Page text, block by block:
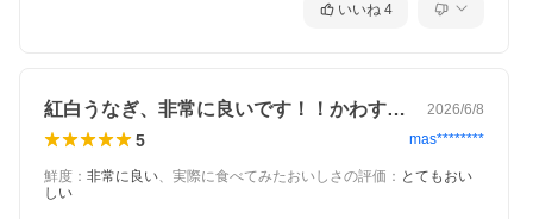
いいね 4
紅白うなぎ、非常に良いです！！かわすい… 2026/6/8
5 mas********
鮮度 ： 非常に良い、 実際に食べてみたおいしさの評価 ： とてもおい
しい